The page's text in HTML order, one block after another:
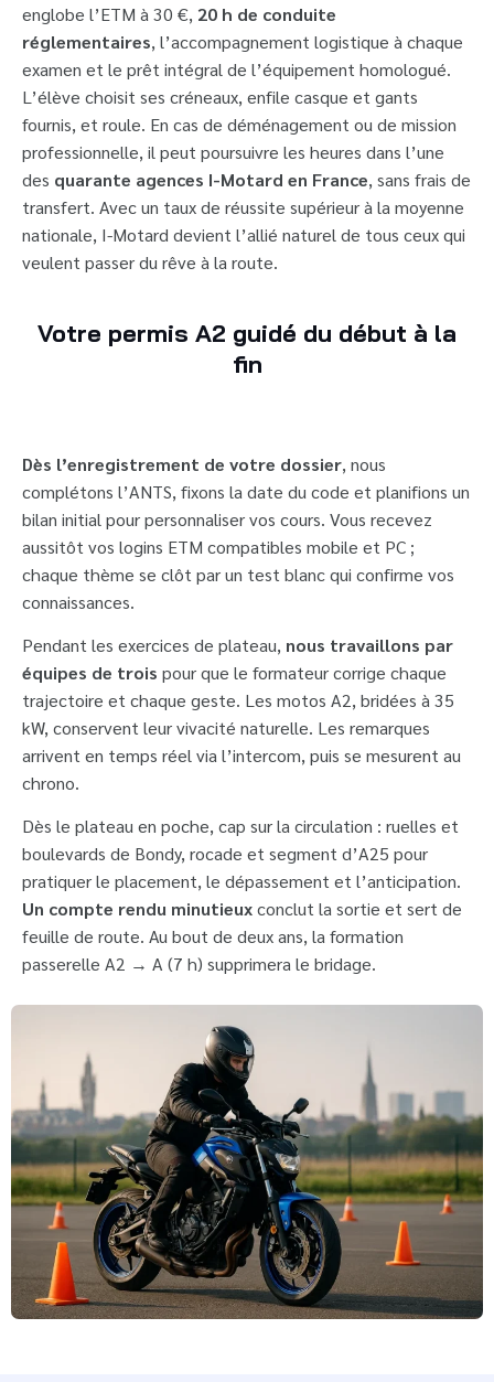
englobe l’ETM à 30 €, 20 h de conduite
réglementaires, l’accompagnement logistique à chaque
examen et le prêt intégral de l’équipement homologué.
L’élève choisit ses créneaux, enfile casque et gants
fournis, et roule. En cas de déménagement ou de mission
professionnelle, il peut poursuivre les heures dans l’une
des quarante agences I-Motard en France, sans frais de
transfert. Avec un taux de réussite supérieur à la moyenne
nationale, I-Motard devient l’allié naturel de tous ceux qui
veulent passer du rêve à la route.
Votre permis A2 guidé du début à la
fin
Dès l’enregistrement de votre dossier, nous
complétons l’ANTS, fixons la date du code et planifions un
bilan initial pour personnaliser vos cours. Vous recevez
aussitôt vos logins ETM compatibles mobile et PC ;
chaque thème se clôt par un test blanc qui confirme vos
connaissances.
Pendant les exercices de plateau, nous travaillons par
équipes de trois pour que le formateur corrige chaque
trajectoire et chaque geste. Les motos A2, bridées à 35
kW, conservent leur vivacité naturelle. Les remarques
arrivent en temps réel via l’intercom, puis se mesurent au
chrono.
Dès le plateau en poche, cap sur la circulation : ruelles et
boulevards de Bondy, rocade et segment d’A25 pour
pratiquer le placement, le dépassement et l’anticipation.
Un compte rendu minutieuxconclut la sortie et sert de
feuille de route. Au bout de deux ans, la formation
passerelle A2 → A (7 h) supprimera le bridage.